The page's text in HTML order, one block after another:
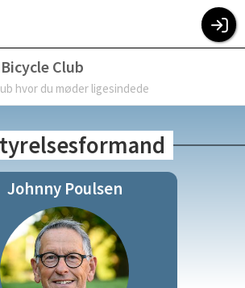
Club
hvor du møder ligesindede
Johnny Poulsen